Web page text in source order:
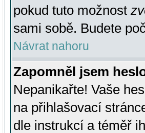
pokud tuto možnost
sami sobě. Budete
Návrat nahoru
Zapomněl jsem
Nepanikařte! Vaše
na přihlašovací
dle instrukcí a téměř